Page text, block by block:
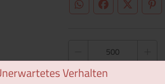
Verhalten
WhatsAppFacebookTwitter